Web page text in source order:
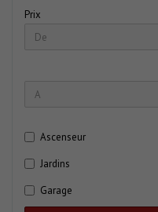
Prix
Ascenseur
Jardins
Garage